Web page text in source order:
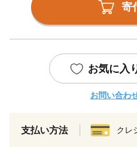
寄
お気に入
お問い合わ
支払い方法 クレ